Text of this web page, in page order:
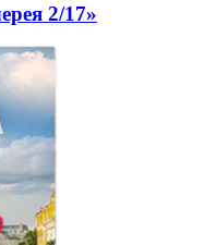
2/17»